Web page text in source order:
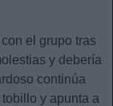
el grupo tras
y debería
continúa
y apunta a